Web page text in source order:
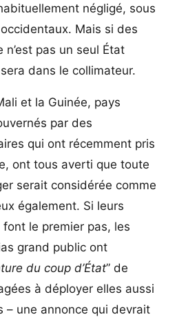
négligé, sous
Mais si des
pas un seul État
dans le collimateur.
et la Guinée, pays
par des
qui ont récemment pris
ont tous averti que toute
serait considérée comme
également. Si leurs
font le premier pas, les
grand public ont
du coup d’État” de
à déployer elles aussi
– une annonce qui devrait